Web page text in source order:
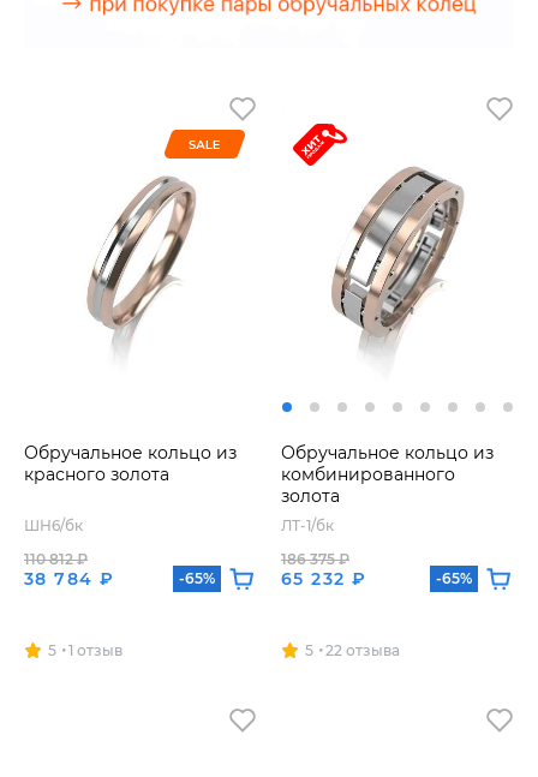
Обручальное кольцо из
красного золота
ШН6/бк
38 784 ₽
110 812 ₽
-65%
5 1 отзыв
Обручальное кольцо из
комбинированного
золота
ЛТ-1/бк
65 232 ₽
186 375 ₽
-65%
5 22 отзыва